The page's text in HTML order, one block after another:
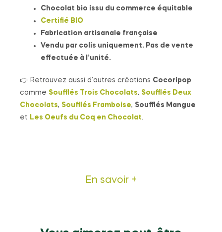
Chocolat bio issu du commerce équitable
Certifié BIO
Fabrication artisanale française
Vendu par colis uniquement. Pas de vente
effectuée à l’unité.
👉 Retrouvez aussi d’autres créations Cocoripop
comme Soufflés Trois Chocolats, Soufflés Deux
Chocolats, Soufflés Framboise, Soufflés Mangue
et Les Oeufs du Coq en Chocolat.
En savoir +